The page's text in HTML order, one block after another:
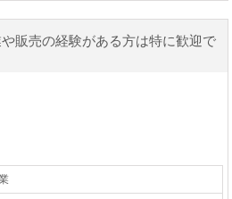
販売の経験がある方は特に歓迎で